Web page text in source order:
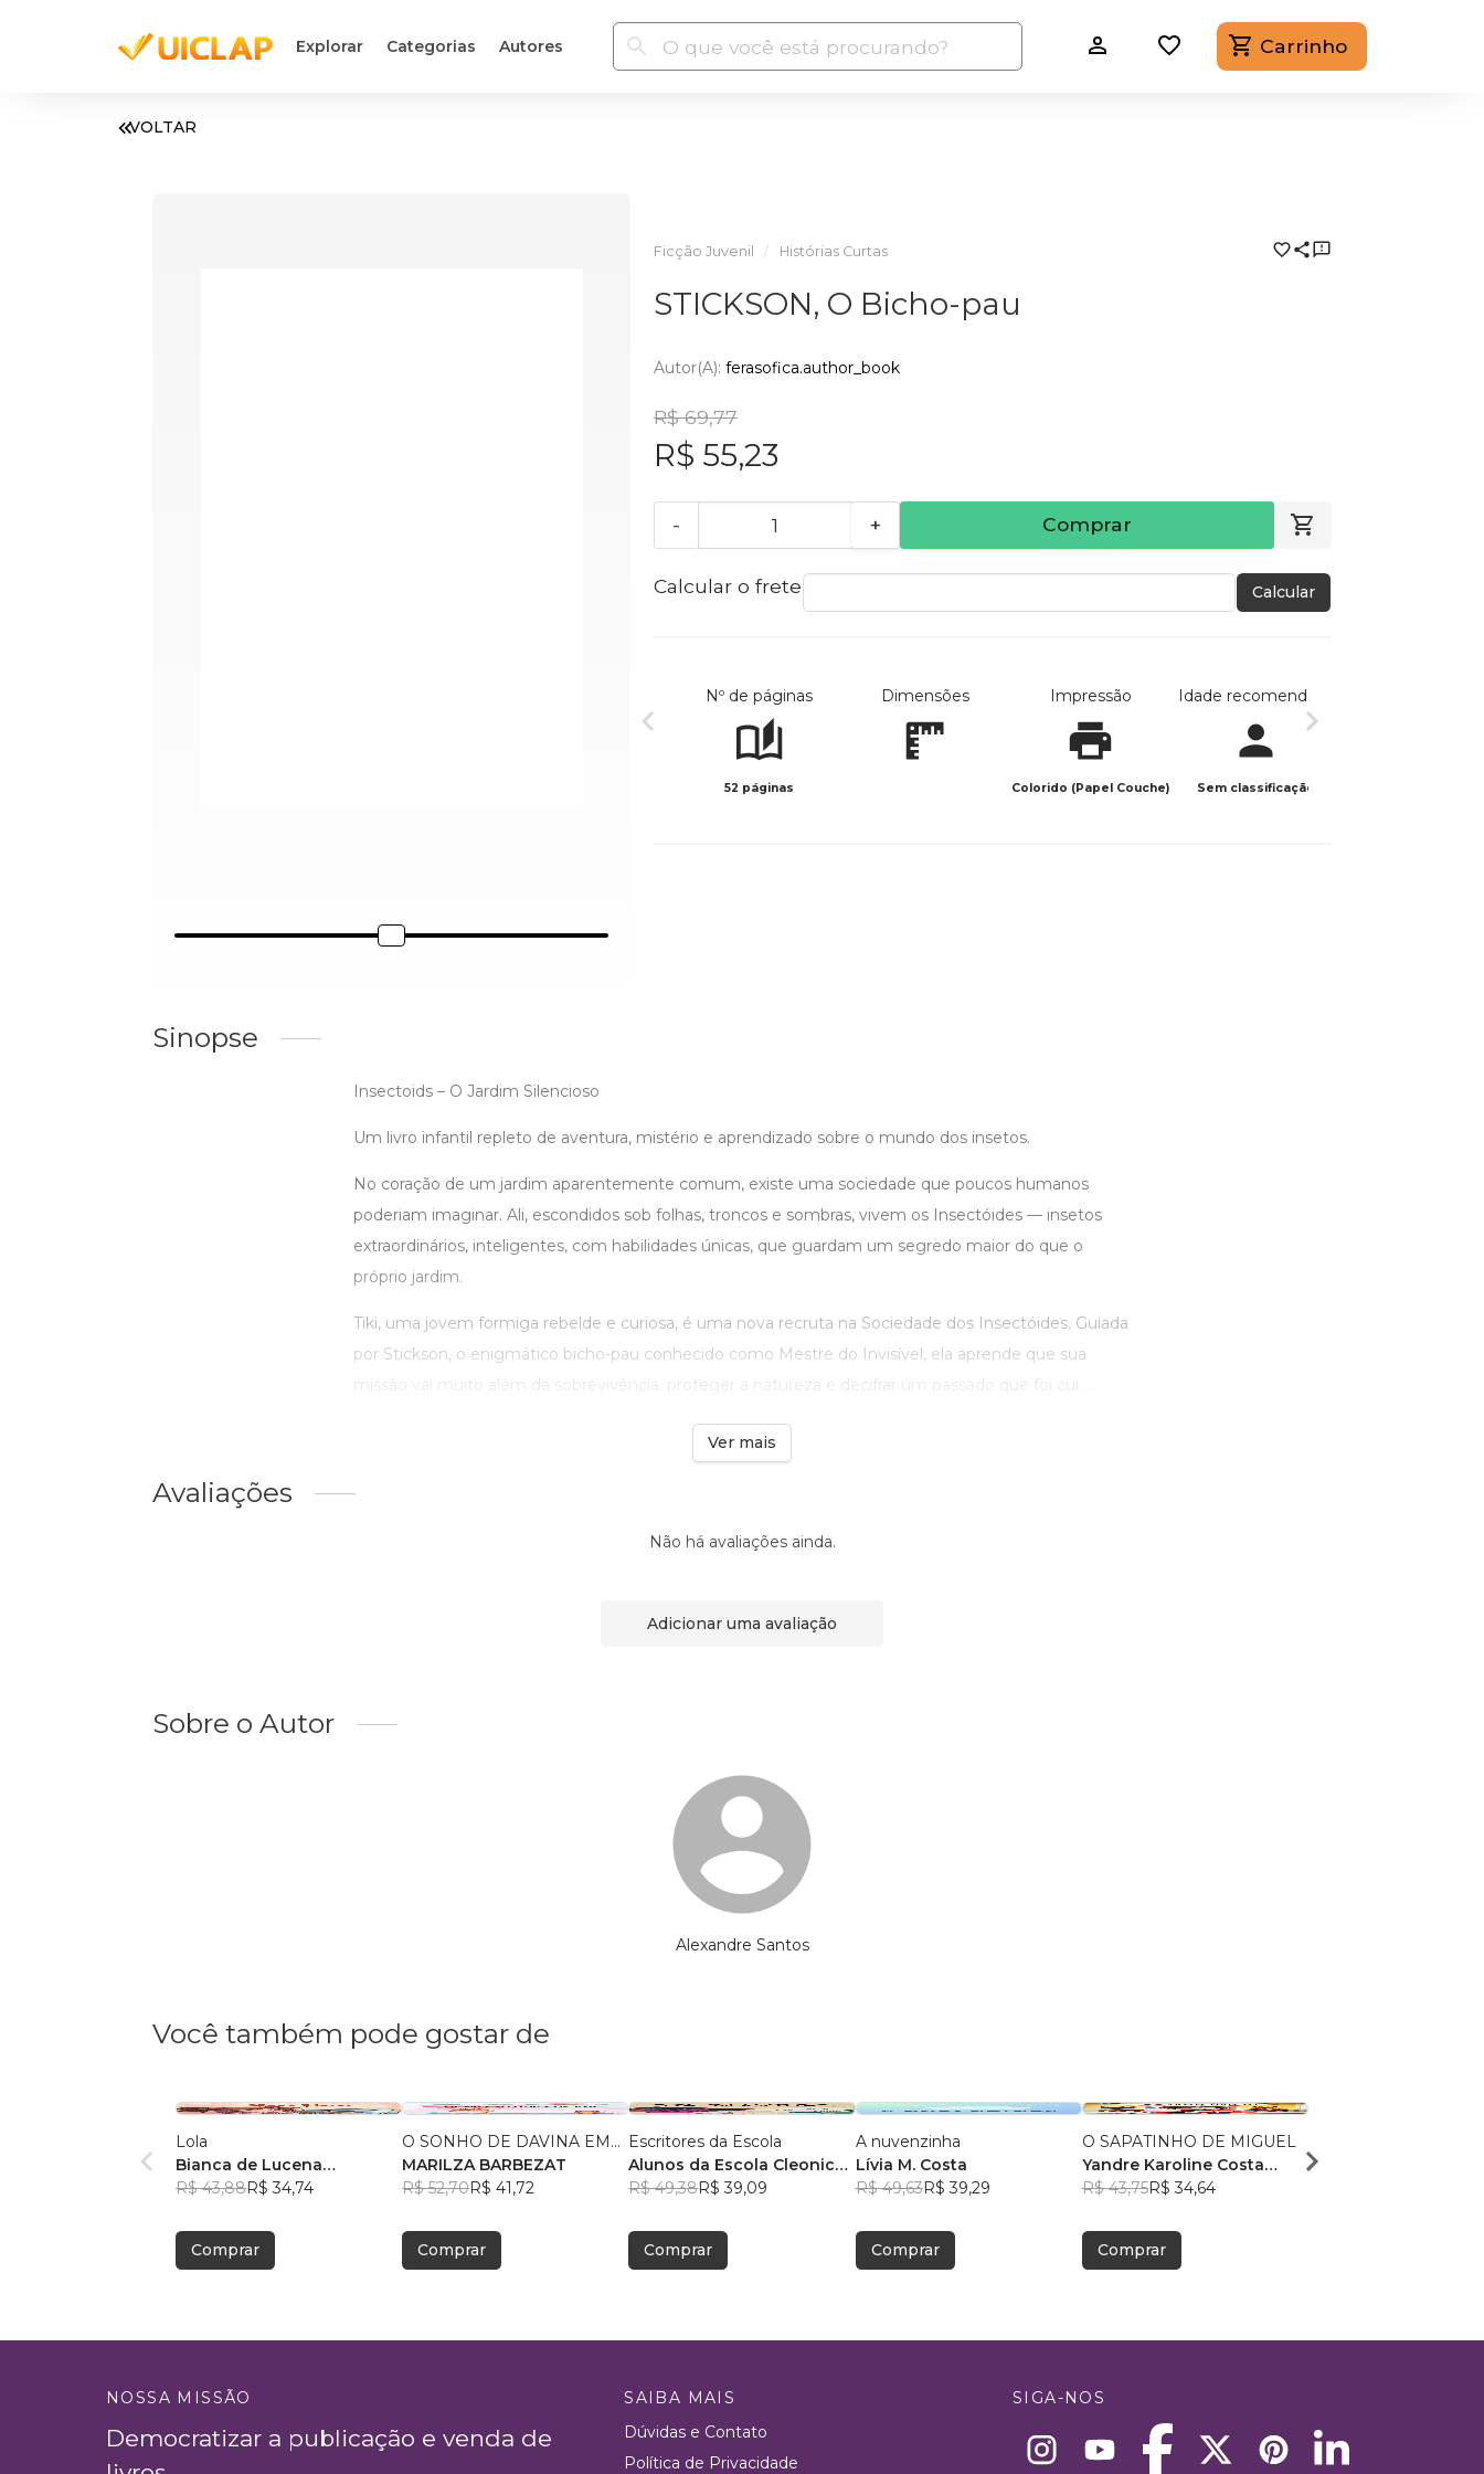
Explorar Categorias Autores Carrinho
VOLTAR
Ficção Juvenil Histórias Curtas
STICKSON, O Bicho-pau
Autor(a): ferasofica.author_book
R$ 69,77
R$ 55,23
- + Comprar
Calcular o frete Calcular
Nº de páginas
52 páginas
Dimensões Impressão
Colorido (Papel Couche)
Idade recomendada
Sem classificação
Sinopse
Insectoids – O Jardim Silencioso
Um livro infantil repleto de aventura, mistério e aprendizado sobre o mundo dos insetos.
No coração de um jardim aparentemente comum, existe uma sociedade que poucos humanos
poderiam imaginar. Ali, escondidos sob folhas, troncos e sombras, vivem os Insectóides — insetos
extraordinários, inteligentes, com habilidades únicas, que guardam um segredo maior do que o
próprio jardim.
Tiki, uma jovem formiga rebelde e curiosa, é uma nova recruta na Sociedade dos Insectóides. Guiada
por Stickson, o enigmático bicho-pau conhecido como Mestre do Invisível, ela aprende que sua
missão vai muito além da sobrevivência: proteger a natureza e decifrar um passado que foi cui ...
Ver mais
Avaliações
Não há avaliações ainda.
Adicionar uma avaliação
Sobre o Autor
Alexandre Santos
Você também pode gostar de
Lola
Bianca de Lucena
Coutinho de Oliveira
R$ 43,88R$ 34,74
Comprar
O SONHO DE DAVINA EM...
MARILZA BARBEZAT
R$ 52,70R$ 41,72
Comprar
Escritores da Escola
Alunos da Escola Cleonice
Bezerra, +2
R$ 49,38R$ 39,09
Comprar
A nuvenzinha
Lívia M. Costa
R$ 49,63R$ 39,29
Comprar
O SAPATINHO DE MIGUEL
Yandre Karoline Costa
Mourão
R$ 43,75R$ 34,64
Comprar
Oftalmologista
NOSSA MISSÃO
Democratizar a publicação e venda de
SAIBA MAIS
Dúvidas e Contato
Política de Privacidade
SIGA-NOS